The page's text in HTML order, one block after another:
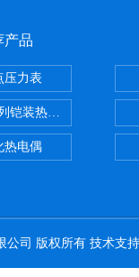
产品
压力表
铠装热电阻
热电偶
公司 版权所有 技术支